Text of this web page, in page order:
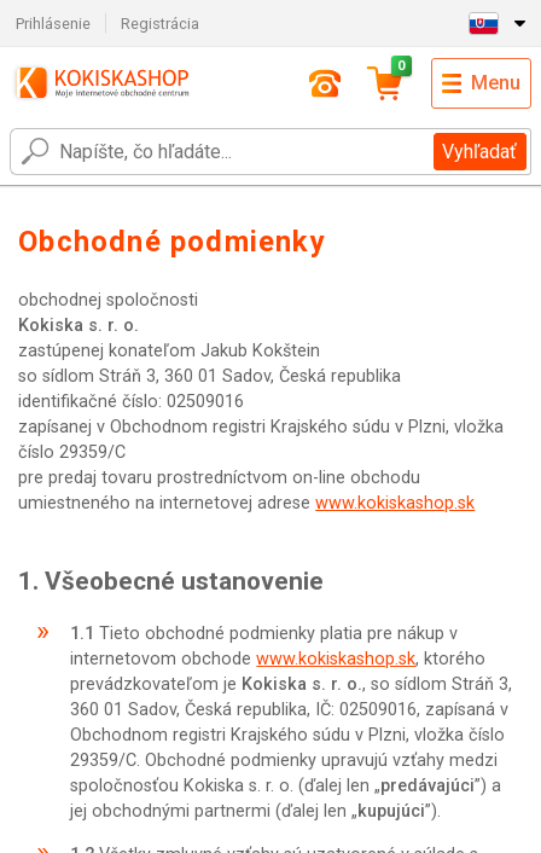
Prihlásenie Registrácia
Vyhľadať
0
Menu
Obchodné podmienky
obchodnej spoločnosti
Kokiska s. r. o.
zastúpenej konateľom Jakub Kokštein
so sídlom Stráň 3, 360 01 Sadov, Česká republika
identifikačné číslo: 02509016
zapísanej v Obchodnom registri Krajského súdu v Plzni, vložka
číslo 29359/C
pre predaj tovaru prostredníctvom on-line obchodu
umiestneného na internetovej adresewww.kokiskashop.sk
1. Všeobecné ustanovenie
1.1 Tieto obchodné podmienky platia pre nákup v
internetovom obchodewww.kokiskashop.sk, ktorého
prevádzkovateľom je Kokiska s. r. o., so sídlom Stráň 3,
360 01 Sadov, Česká republika, IČ: 02509016, zapísaná v
Obchodnom registri Krajského súdu v Plzni, vložka číslo
29359/C. Obchodné podmienky upravujú vzťahy medzi
spoločnosťou Kokiska s. r. o. (ďalej len „predávajúci”) a
jej obchodnými partnermi (ďalej len „kupujúci”).